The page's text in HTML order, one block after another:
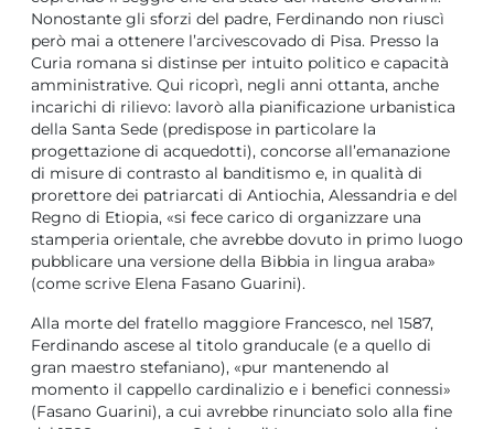
Nonostante gli sforzi del padre, Ferdinando non riuscì
però mai a ottenere l’arcivescovado di Pisa. Presso la
Curia romana si distinse per intuito politico e capacità
amministrative. Qui ricoprì, negli anni ottanta, anche
incarichi di rilievo: lavorò alla pianificazione urbanistica
della Santa Sede (predispose in particolare la
progettazione di acquedotti), concorse all’emanazione
di misure di contrasto al banditismo e, in qualità di
prorettore dei patriarcati di Antiochia, Alessandria e del
Regno di Etiopia, «si fece carico di organizzare una
stamperia orientale, che avrebbe dovuto in primo luogo
pubblicare una versione della Bibbia in lingua araba»
(come scrive Elena Fasano Guarini).
Alla morte del fratello maggiore Francesco, nel 1587,
Ferdinando ascese al titolo granducale (e a quello di
gran maestro stefaniano), «pur mantenendo al
momento il cappello cardinalizio e i benefici connessi»
(Fasano Guarini), a cui avrebbe rinunciato solo alla fine